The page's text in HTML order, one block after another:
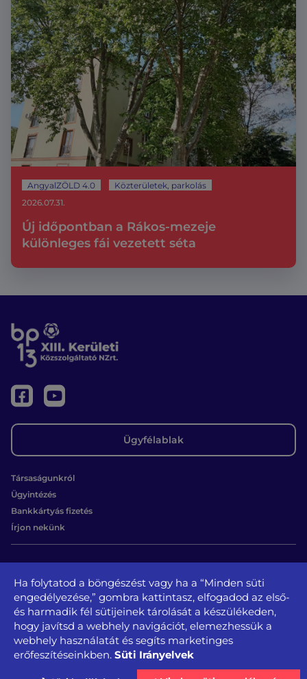
AngyalZÖLD 4.0 Közterületek, parkolás
Új időpontban a Rákos-mezeje
különleges fái vezetett séta
2026.07.31.
Ügyfélablak
Társaságunkról
Ügyintézés
Bankkártyás fizetés
Írjon nekünk
1131 Budapest, Béke u. 65.
tel.: +36 1 350-3728, + 36 1 350-3729
kozszolgaltato@kozszolgaltato.bp13.hu
Adatvédelem és jogi nyilatkozat
OldaltérképImpresszum
Közérdekű
adatok
Akadálymentesítési
nyilatkozat
Ha folytatod a böngészést vagy ha a “Minden süti
engedélyezése,” gombra kattintasz, elfogadod az első-
és harmadik fél sütijeinek tárolását a készülékeden,
hogy javítsd a webhely navigációt, elemezhessük a
webhely használatát és segíts marketinges
erőfeszítéseinkben. Süti Irányelvek